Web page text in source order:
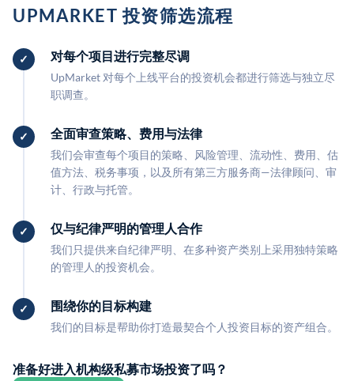
UPMARKET 投资筛选流程
对每个项目进行完整尽调
UpMarket 对每个上线平台的投资机会都进行筛选与独立尽
职调查。
全面审查策略、费用与法律
我们会审查每个项目的策略、风险管理、流动性、费用、估
值方法、税务事项，以及所有第三方服务商—法律顾问、审
计、行政与托管。
仅与纪律严明的管理人合作
我们只提供来自纪律严明、在多种资产类别上采用独特策略
的管理人的投资机会。
围绕你的目标构建
我们的目标是帮助你打造最契合个人投资目标的资产组合。
准备好进入机构级私募市场投资了吗？